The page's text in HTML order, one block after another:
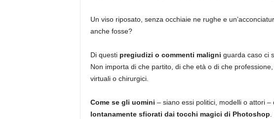
Un viso riposato, senza occhiaie ne rughe e
anche fosse?
Di questi pregiudizi o commenti maligni guarda caso ci
Non importa di che partito, di che età o di che
virtuali o chirurgici.
Come se gli uomini – siano essi politici, modelli o attori
lontanamente sfiorati dai tocchi magici di Photoshop